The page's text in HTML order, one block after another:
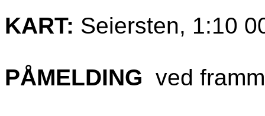
KART: Seiersten, 1:10
PÅMELDING ved